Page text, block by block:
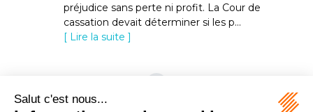
préjudice sans perte ni profit. La Cour de
cassation devait déterminer si les p...
Lire la suite